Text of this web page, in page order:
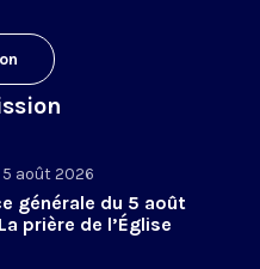
août 2026
générale du 5 août
prière de l’Église